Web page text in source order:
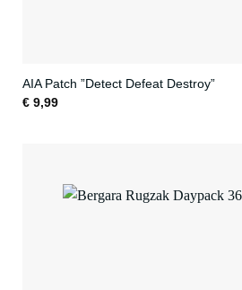
AIA Patch ”Detect Defeat Destroy”
€9,99